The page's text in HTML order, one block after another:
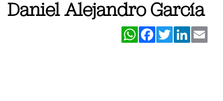
Daniel Alejandro García
WhatsAppFacebookTwitterLinkedIn